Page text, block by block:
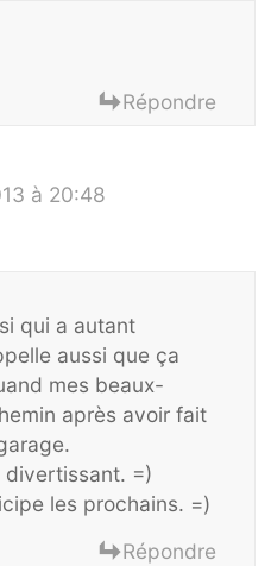
Répondre
à 20:48
qui a autant
aussi que ça
mes beaux-
après avoir fait
=)
les prochains. =)
Répondre